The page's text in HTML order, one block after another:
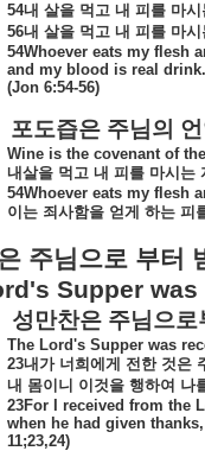
54내 살을 먹고 내 피를 마시
56내 살을 먹고 내 피를 마시
54Whoever eats my flesh
and my blood is real
(Jon 6:54-56)
포도즙은 주님의
Wine is the covenant of
내살을 먹고 내 피를 마시는
54Whoever eats my flesh
이는 죄사함을 얻게 하는 피
주님으로 부터
Supper
성만찬은 주님으로
The Lord's Supper was
23내가 너희에게 전한 것은
내 몸이니 이것을 행하여 나
23For I received from the
when he had given
11;23,24)